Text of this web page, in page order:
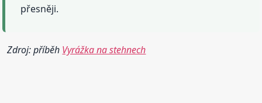
přesněji.
Zdroj: příběh Vyrážka na stehnech